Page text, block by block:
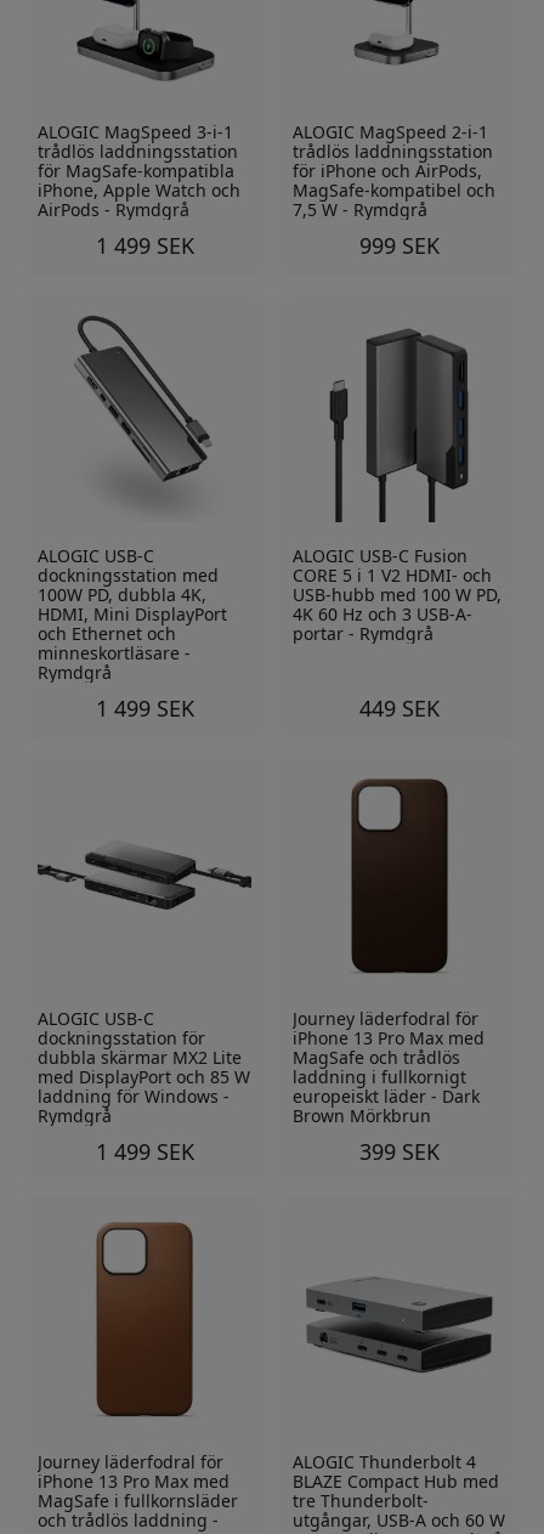
ALOGIC MagSpeed 3-i-1
trådlös laddningsstation
för MagSafe-kompatibla
iPhone, Apple Watch och
AirPods - Rymdgrå
1 499 SEK
ALOGIC MagSpeed 2-i-1
trådlös laddningsstation
för iPhone och AirPods,
MagSafe-kompatibel och
7,5 W - Rymdgrå
999 SEK
ALOGIC USB-C
dockningsstation med
100W PD, dubbla 4K,
HDMI, Mini DisplayPort
och Ethernet och
minneskortläsare -
Rymdgrå
1 499 SEK
ALOGIC USB-C Fusion
CORE 5 i 1 V2 HDMI- och
USB-hubb med 100 W PD,
4K 60 Hz och 3 USB-A-
portar - Rymdgrå
449 SEK
ALOGIC USB-C
dockningsstation för
dubbla skärmar MX2 Lite
med DisplayPort och 85 W
laddning för Windows -
Rymdgrå
1 499 SEK
Journey läderfodral för
iPhone 13 Pro Max med
MagSafe och trådlös
laddning i fullkornigt
europeiskt läder - Dark
Brown Mörkbrun
399 SEK
Journey läderfodral för
iPhone 13 Pro Max med
MagSafe i fullkornsläder
och trådlös laddning -
ALOGIC Thunderbolt 4
BLAZE Compact Hub med
tre Thunderbolt-
utgångar, USB-A och 60 W